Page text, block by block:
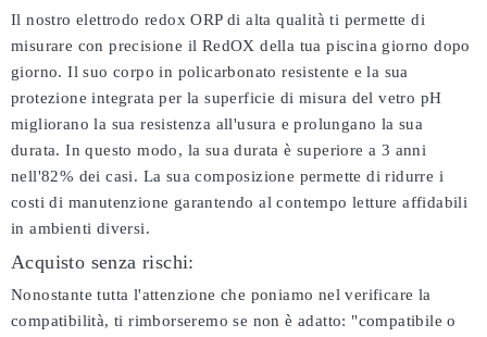
Il nostro elettrodo redox ORP di alta qualità ti permette di
misurare con precisione il RedOX della tua piscina giorno dopo
giorno. Il suo corpo in policarbonato resistente e la sua
protezione integrata per la superficie di misura del vetro pH
migliorano la sua resistenza all'usura e prolungano la sua
durata. In questo modo, la sua durata è superiore a 3 anni
nell'82% dei casi. La sua composizione permette di ridurre i
costi di manutenzione garantendo al contempo letture affidabili
in ambienti diversi.
Acquisto senza rischi:
Nonostante tutta l'attenzione che poniamo nel verificare la
compatibilità, ti rimborseremo se non è adatto: "compatibile o